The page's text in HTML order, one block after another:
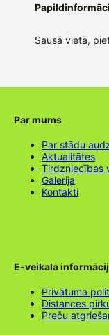
Sausā vietā,
Par mums
Par stādu
Aktualitātes
Tirdzniecības
Galerija
Kontakti
E-veikala
Privātuma
Distances
Preču